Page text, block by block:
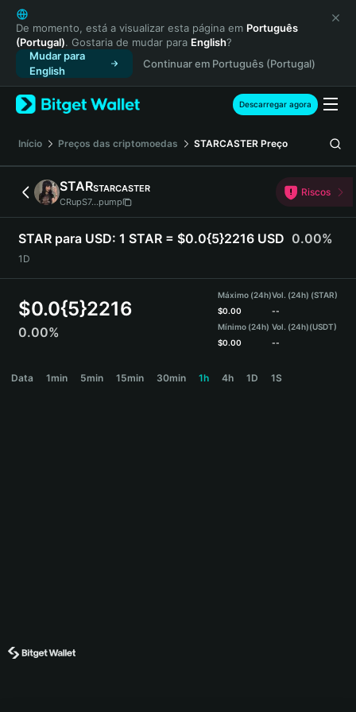
English
日本語
Tiếng Việt
Русский
Español (Latinoamérica)
Türkçe
Français
Deutsch
简体中文
繁體中文
Português (Portugal)
Bahasa Indonesia
ภาษาไทย
हिन्दी
Español
Português (Brasil)
De momento, está a visualizar esta página em Português
(Portugal). Gostaria de mudar para English?
Mudar para
English
Continuar em Português (Portugal)
Descarregar agora
Início Preços das criptomoedas STARCASTER Preço
STARSTARCASTER
CRupS7...pump
Riscos
STAR para USD: 1 STAR = $0.0{5}2216 USD 0.00%
1D
$0.0{5}2216
0.00%
Máximo (24h)
$0.00
Mínimo (24h)
$0.00
Vol. (24h) (STAR)
--
Vol. (24h)(USDT)
--
Data 1min 5min 15min 30min 1h 4h 1D 1S